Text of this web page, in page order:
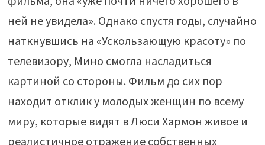
ней не увидела». Однако спустя годы, случайно
наткнувшись на «Ускользающую красоту» по
телевизору, Мино смогла насладиться
картиной со стороны. Фильм до сих пор
находит отклик у молодых женщин по всему
миру, которые видят в Люси Хармон живое и
реалистичное отражение собственных